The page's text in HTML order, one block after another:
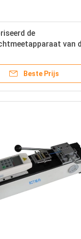
de
van
van de
Beste Prijs